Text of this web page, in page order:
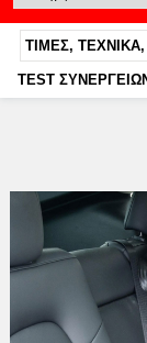
TEST